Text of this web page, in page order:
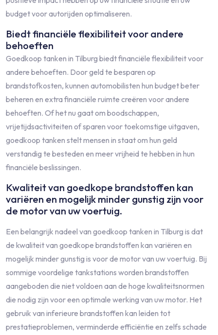
budget voor autorijden optimaliseren.
Biedt financiële flexibiliteit voor andere
behoeften
Goedkoop tanken in Tilburg biedt financiële flexibiliteit voor
andere behoeften. Door geld te besparen op
brandstofkosten, kunnen automobilisten hun budget beter
beheren en extra financiële ruimte creëren voor andere
behoeften. Of het nu gaat om boodschappen,
vrijetijdsactiviteiten of sparen voor toekomstige uitgaven,
goedkoop tanken stelt mensen in staat om hun geld
verstandig te besteden en meer vrijheid te hebben in hun
financiële beslissingen.
Kwaliteit van goedkope brandstoffen kan
variëren en mogelijk minder gunstig zijn voor
de motor van uw voertuig.
Een belangrijk nadeel van goedkoop tanken in Tilburg is dat
de kwaliteit van goedkope brandstoffen kan variëren en
mogelijk minder gunstig is voor de motor van uw voertuig. Bij
sommige voordelige tankstations worden brandstoffen
aangeboden die niet voldoen aan de hoge kwaliteitsnormen
die nodig zijn voor een optimale werking van uw motor. Het
gebruik van inferieure brandstoffen kan leiden tot
prestatieproblemen, verminderde efficiëntie en zelfs schade